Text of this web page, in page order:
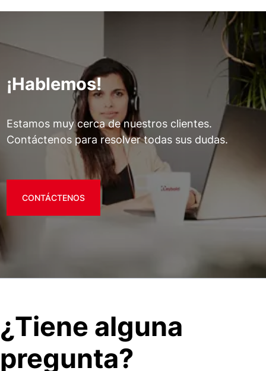
¡Hablemos!
Estamos muy cerca de nuestros clientes.
Contáctenos para resolver todas sus dudas.
CONTÁCTENOS
¿Tiene alguna
pregunta?